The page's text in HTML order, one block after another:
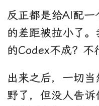
反正都是给AI配
的差距被拉小了
的Codex不成？不
出来之后，一切
野了，但没人告诉